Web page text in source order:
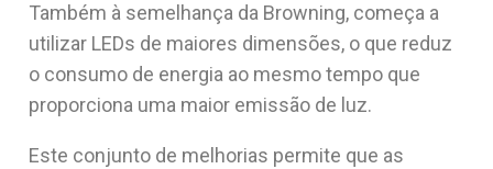
Também à semelhança da Browning, começa a
utilizar LEDs de maiores dimensões, o que reduz
o consumo de energia ao mesmo tempo que
proporciona uma maior emissão de luz.
Este conjunto de melhorias permite que as